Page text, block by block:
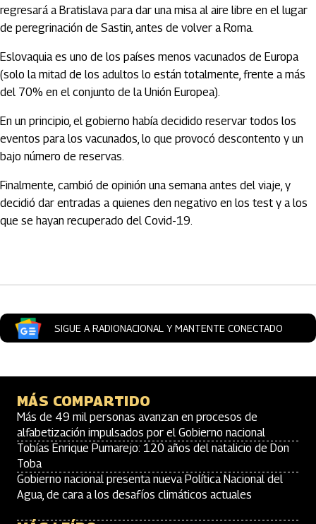
regresará a Bratislava para dar una misa al aire libre en el lugar
de peregrinación de Sastin, antes de volver a Roma.
Eslovaquia es uno de los países menos vacunados de Europa
(solo la mitad de los adultos lo están totalmente, frente a más
del 70% en el conjunto de la Unión Europea).
En un principio, el gobierno había decidido reservar todos los
eventos para los vacunados, lo que provocó descontento y un
bajo número de reservas.
Finalmente, cambió de opinión una semana antes del viaje, y
decidió dar entradas a quienes den negativo en los test y a los
que se hayan recuperado del Covid-19.
SIGUE A RADIONACIONAL Y MANTENTE CONECTADO
MÁS COMPARTIDO
Más de 49 mil personas avanzan en procesos de
alfabetización impulsados por el Gobierno nacional
Tobías Enrique Pumarejo: 120 años del natalicio de Don
Toba
Gobierno nacional presenta nueva Política Nacional del
Agua, de cara a los desafíos climáticos actuales